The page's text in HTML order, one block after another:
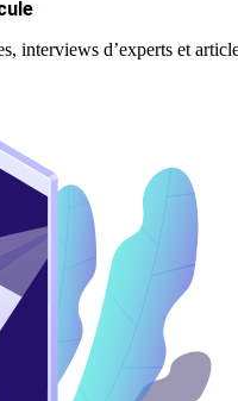
interviews d’experts et